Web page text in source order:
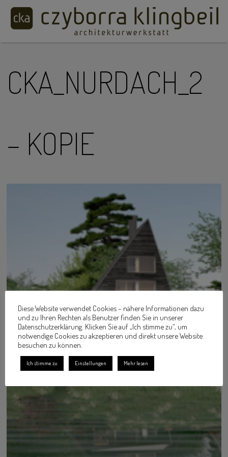
CKA_NURDACH_2
– KOPIE
Diese Website verwendet Cookies – nähere Informationen dazu
und zu Ihren Rechten als Benutzer finden Sie in unserer
Datenschutzerklärung. Klicken Sie auf „Ich stimme zu“, um
notwendige Cookies zu akzeptieren und direkt unsere Website
besuchen zu können.
Ich stimme zu Einstellungen Mehr lesen